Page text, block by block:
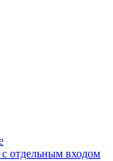
отдельным входом